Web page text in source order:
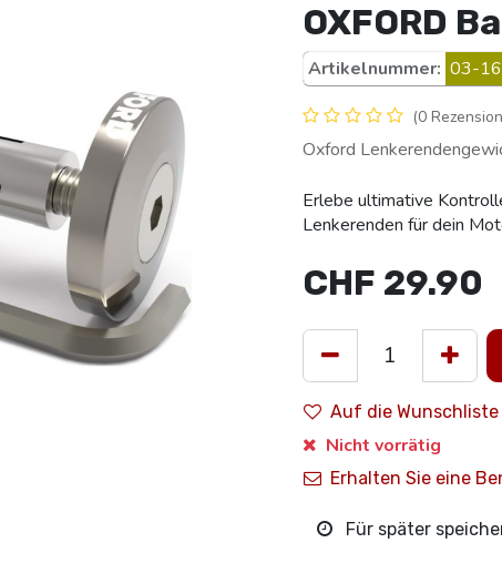
OXFORD
Artikelnummer: 03-
(0
Oxford
Erlebe ultimative
Lenkerenden für dein
CHF 29.90
Auf die Wunschliste
Nicht vorrätig
Erhalten Sie eine
Für später